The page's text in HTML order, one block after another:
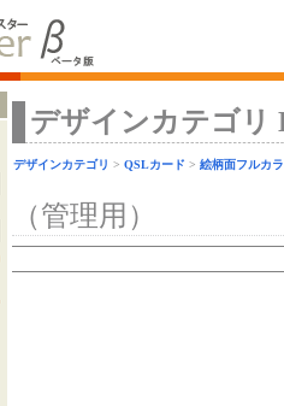
デザインカテゴリ
デザインカテゴリ > QSLカード > 絵柄面フルカ
（管理用）